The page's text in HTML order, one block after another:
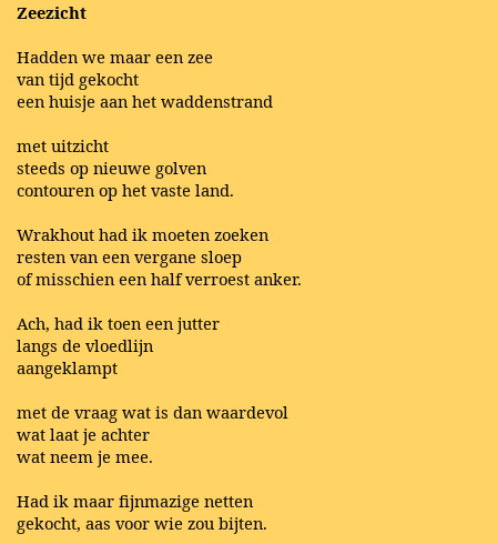
Zeezicht
Hadden we maar een zee
van tijd gekocht
een huisje aan het waddenstrand
met uitzicht
steeds op nieuwe golven
contouren op het vaste land.
Wrakhout had ik moeten zoeken
resten van een vergane sloep
of misschien een half verroest anker.
Ach, had ik toen een jutter
langs de vloedlijn
aangeklampt
met de vraag wat is dan waardevol
wat laat je achter
wat neem je mee.
Had ik maar fijnmazige netten
gekocht, aas voor wie zou bijten.